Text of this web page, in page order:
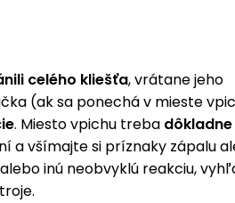
celého kliešťa, vrátane jeho
(ak sa ponechá v mieste
. Miesto vpichu treba dôkladne
a všímajte si príznaky zápalu
inú neobvyklú reakciu,